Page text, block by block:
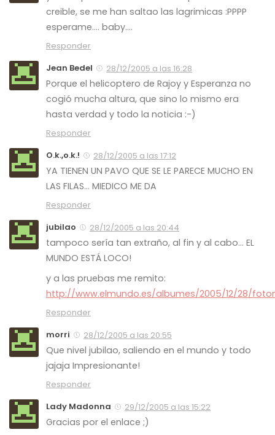
creible, se me han saltao las lagrimicas :PPPP
esperame…. baby….
Responder
Jean Bedel
28/12/2005 a las 16:28
Porque el helicoptero de Rajoy y Esperanza no
cogió mucha altura, que sino lo mismo era
hasta verdad y todo la noticia :-)
Responder
O.k.,o.k.!
28/12/2005 a las 17:12
YA TIENEN UN PAVO QUE SE LE PARECE MUCHO EN
LAS FILAS… MIEDICO ME DA
Responder
jubilao
28/12/2005 a las 20:44
tampoco sería tan extraño, al fin y al cabo… EL
MUNDO ESTÁ LOCO!
y a las pruebas me remito:
http://www.elmundo.es/albumes/2005/12/28/
Responder
morri
28/12/2005 a las 20:55
Que nivel jubilao, saliendo en el mundo y todo
jajaja Impresionante!
Responder
Lady Madonna
29/12/2005 a las 15:22
Gracias por el enlace ;)